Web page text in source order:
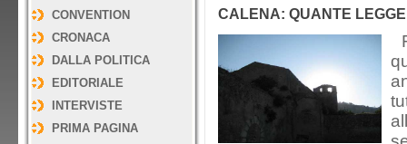
CONVENTION
CRONACA
DALLA POLITICA
EDITORIALE
INTERVISTE
PRIMA PAGINA
CALENA: QUANTE